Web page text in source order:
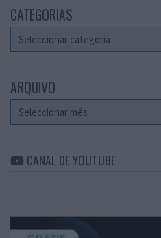
CATEGORIAS
Categorias
ARQUIVO
Arquivo
CANAL DE YOUTUBE